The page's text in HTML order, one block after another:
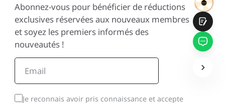
Abonnez-vous pour bénéficier de réductions
exclusives réservées aux nouveaux membres
et soyez les premiers informés des
nouveautés !
Je reconnais avoir pris connaissance et accepte